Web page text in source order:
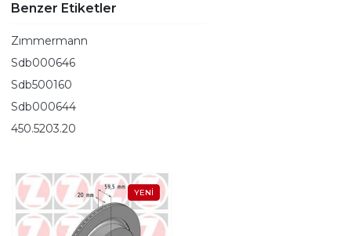
Benzer Etiketler
Zımmermann
Sdb000646
Sdb500160
Sdb000644
450.5203.20